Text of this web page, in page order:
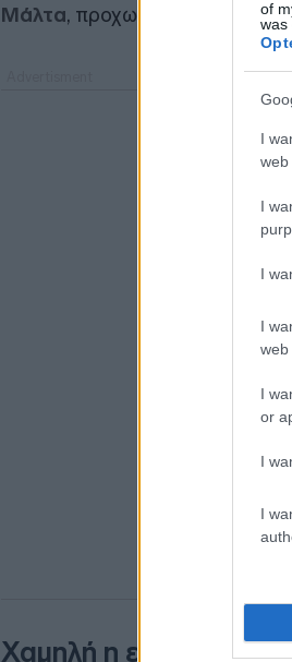
of
was
I
web
I
I
I
web
I
or
I
I
Μάλτα, προχωρώντας σε
Χαμηλή η εξάρτηση